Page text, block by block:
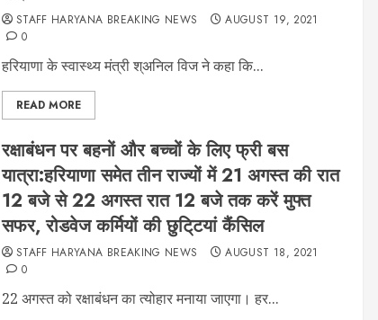
STAFF HARYANA BREAKING NEWS
AUGUST 19, 2021
0
हरियाणा के स्वास्थ्य मंत्री श्अनिल विज ने कहा कि...
READ MORE
रक्षाबंधन पर बहनों और बच्चों के लिए फ्री बस
यात्रा:हरियाणा समेत तीन राज्यों में 21 अगस्त की रात
12 बजे से 22 अगस्त रात 12 बजे तक करें मुफ्त
सफर, रोडवेज कर्मियों की छुटि्टयां कैंसिल
STAFF HARYANA BREAKING NEWS
AUGUST 18, 2021
0
22 अगस्त को रक्षाबंधन का त्योहार मनाया जाएगा। हर...